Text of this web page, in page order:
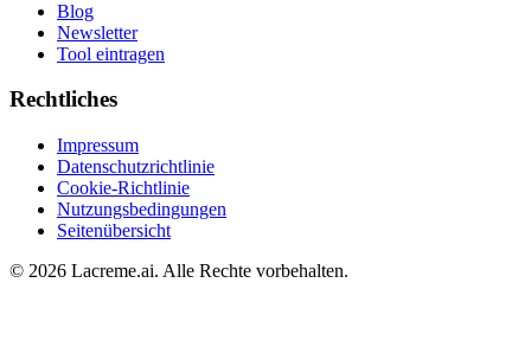
Blog
Newsletter
Tool eintragen
Rechtliches
Impressum
Datenschutzrichtlinie
Cookie-Richtlinie
Nutzungsbedingungen
Seitenübersicht
© 2026 Lacreme.ai. Alle Rechte vorbehalten.